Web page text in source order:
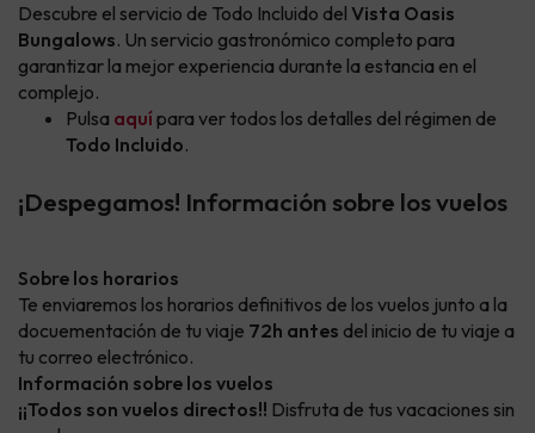
Descubre el servicio de Todo Incluido del Vista Oasis
Bungalows. Un servicio gastronómico completo para
garantizar la mejor experiencia durante la estancia en el
complejo.
Pulsa aquípara ver todos los detalles del régimen de
Todo Incluido.
¡Despegamos! Información sobre los vuelos
Sobre los horarios
Te enviaremos los horarios definitivos de los vuelos junto a la
docuementación de tu viaje 72h antes del inicio de tu viaje a
tu correo electrónico.
Información sobre los vuelos
¡¡Todos son vuelos directos!! Disfruta de tus vacaciones sin